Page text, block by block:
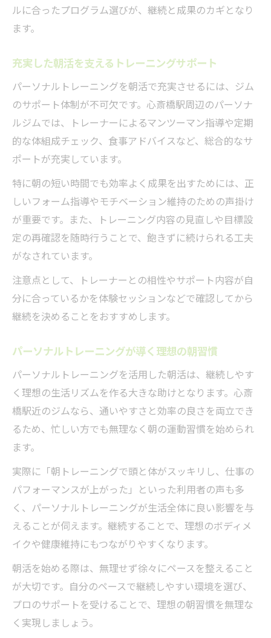
ルに合ったプログラム選びが、継続と成果のカギとなり
ます。
充実した朝活を支えるトレーニングサポート
パーソナルトレーニングを朝活で充実させるには、ジム
のサポート体制が不可欠です。心斎橋駅周辺のパーソナ
ルジムでは、トレーナーによるマンツーマン指導や定期
的な体組成チェック、食事アドバイスなど、総合的なサ
ポートが充実しています。
特に朝の短い時間でも効率よく成果を出すためには、正
しいフォーム指導やモチベーション維持のための声掛け
が重要です。また、トレーニング内容の見直しや目標設
定の再確認を随時行うことで、飽きずに続けられる工夫
がなされています。
注意点として、トレーナーとの相性やサポート内容が自
分に合っているかを体験セッションなどで確認してから
継続を決めることをおすすめします。
パーソナルトレーニングが導く理想の朝習慣
パーソナルトレーニングを活用した朝活は、継続しやす
く理想の生活リズムを作る大きな助けとなります。心斎
橋駅近のジムなら、通いやすさと効率の良さを両立でき
るため、忙しい方でも無理なく朝の運動習慣を始められ
ます。
実際に「朝トレーニングで頭と体がスッキリし、仕事の
パフォーマンスが上がった」といった利用者の声も多
く、パーソナルトレーニングが生活全体に良い影響を与
えることが伺えます。継続することで、理想のボディメ
イクや健康維持にもつながりやすくなります。
朝活を始める際は、無理せず徐々にペースを整えること
が大切です。自分のペースで継続しやすい環境を選び、
プロのサポートを受けることで、理想の朝習慣を無理な
く実現しましょう。